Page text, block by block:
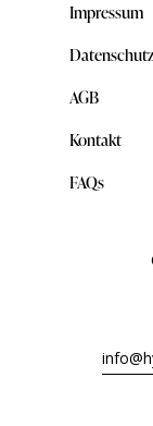
Impressum
Datenschutz
AGB
Kontakt
FAQs